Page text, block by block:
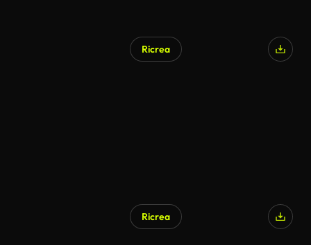
Ricrea
Ricrea